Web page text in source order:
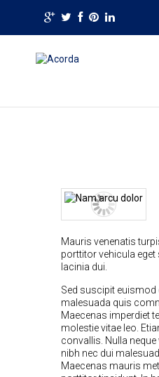
Mauris venenatis
porttitor vehicula eget
lacinia dui.
Sed suscipit euismod
malesuada quis
Maecenas imperdiet
molestie vitae leo.
convallis. Nulla
nibh nec dui
Maecenas mauris